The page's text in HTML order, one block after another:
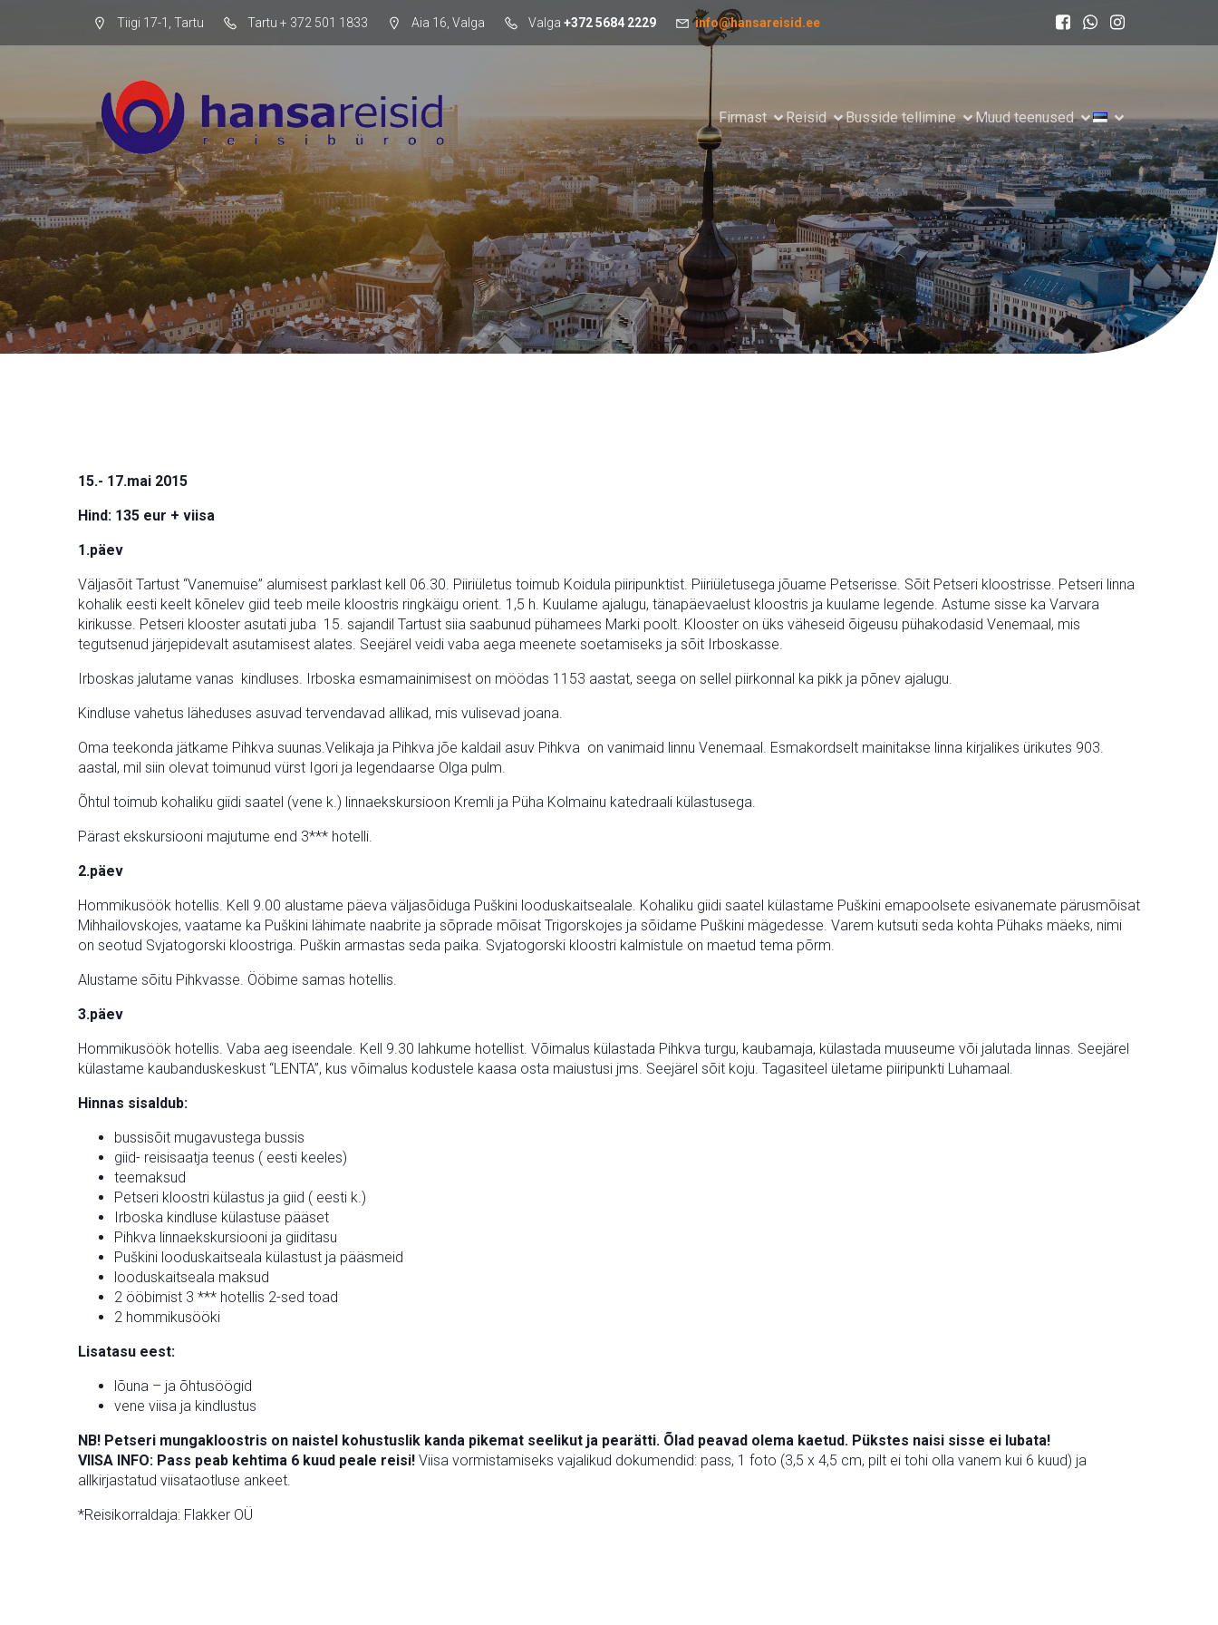
Tiigi 17-1, Tartu Tartu + 372 501 1833 Aia 16, Valga Valga +372 5684 2229 info@hansareisid.ee
Firmast Reisid Busside tellimine Muud teenused
15.- 17.mai 2015
Hind: 135 eur + viisa
1.päev
Väljasõit Tartust “Vanemuise” alumisest parklast kell 06.30. Piiriületus toimub Koidula piiripunktist. Piiriületusega jõuame Petserisse. Sõit Petseri kloostrisse. Petseri linna
kohalik eesti keelt kõnelev giid teeb meile kloostris ringkäigu orient. 1,5 h. Kuulame ajalugu, tänapäevaelust kloostris ja kuulame legende. Astume sisse ka Varvara
kirikusse. Petseri klooster asutati juba 15. sajandil Tartust siia saabunud pühamees Marki poolt. Klooster on üks väheseid õigeusu pühakodasid Venemaal, mis
tegutsenud järjepidevalt asutamisest alates. Seejärel veidi vaba aega meenete soetamiseks ja sõit Irboskasse.
Irboskas jalutame vanas kindluses. Irboska esmamainimisest on möödas 1153 aastat, seega on sellel piirkonnal ka pikk ja põnev ajalugu.
Kindluse vahetus läheduses asuvad tervendavad allikad, mis vulisevad joana.
Oma teekonda jätkame Pihkva suunas.Velikaja ja Pihkva jõe kaldail asuv Pihkva on vanimaid linnu Venemaal. Esmakordselt mainitakse linna kirjalikes ürikutes 903.
aastal, mil siin olevat toimunud vürst Igori ja legendaarse Olga pulm.
Õhtul toimub kohaliku giidi saatel (vene k.) linnaekskursioon Kremli ja Püha Kolmainu katedraali külastusega.
Pärast ekskursiooni majutume end 3*** hotelli.
2.päev
Hommikusöök hotellis. Kell 9.00 alustame päeva väljasõiduga Puškini looduskaitsealale. Kohaliku giidi saatel külastame Puškini emapoolsete esivanemate pärusmõisat
Mihhailovskojes, vaatame ka Puškini lähimate naabrite ja sõprade mõisat Trigorskojes ja sõidame Puškini mägedesse. Varem kutsuti seda kohta Pühaks mäeks, nimi
on seotud Svjatogorski kloostriga. Puškin armastas seda paika. Svjatogorski kloostri kalmistule on maetud tema põrm.
Alustame sõitu Pihkvasse. Ööbime samas hotellis.
3.päev
Hommikusöök hotellis. Vaba aeg iseendale. Kell 9.30 lahkume hotellist. Võimalus külastada Pihkva turgu, kaubamaja, külastada muuseume või jalutada linnas. Seejärel
külastame kaubanduskeskust “LENTA”, kus võimalus kodustele kaasa osta maiustusi jms. Seejärel sõit koju. Tagasiteel ületame piiripunkti Luhamaal.
Hinnas sisaldub:
bussisõit mugavustega bussis
giid- reisisaatja teenus ( eesti keeles)
teemaksud
Petseri kloostri külastus ja giid ( eesti k.)
Irboska kindluse külastuse pääset
Pihkva linnaekskursiooni ja giiditasu
Puškini looduskaitseala külastust ja pääsmeid
looduskaitseala maksud
2 ööbimist 3 *** hotellis 2-sed toad
2 hommikusööki
Lisatasu eest:
lõuna – ja õhtusöögid
vene viisa ja kindlustus
NB! Petseri mungakloostris on naistel kohustuslik kanda pikemat seelikut ja pearätti. Õlad peavad olema kaetud. Pükstes naisi sisse ei lubata!
VIISA INFO: Pass peab kehtima 6 kuud peale reisi! Viisa vormistamiseks vajalikud dokumendid: pass, 1 foto (3,5 x 4,5 cm, pilt ei tohi olla vanem kui 6 kuud) ja
allkirjastatud viisataotluse ankeet.
*Reisikorraldaja: Flakker OÜ